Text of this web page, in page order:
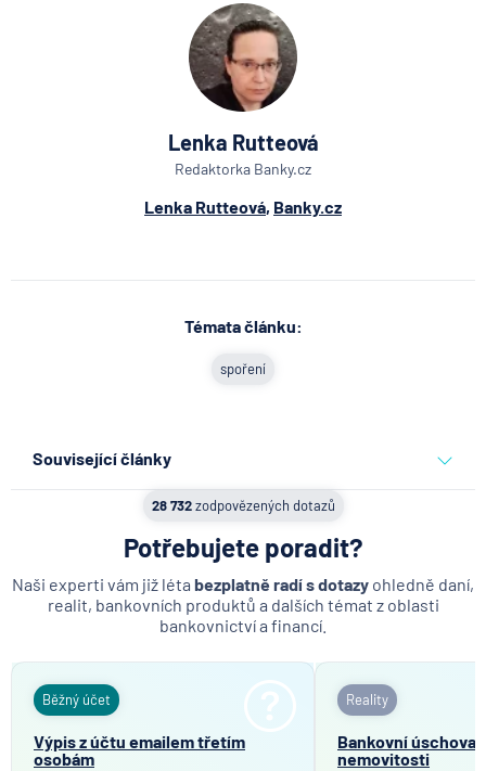
Lenka Rutteová
Redaktorka Banky.cz
Lenka Rutteová, Banky.cz
Témata článku:
spoření
Související články
Partners Banka spouští
nákup a prodej bitcoinu
přímo v Partners App
6.8.2026 Daně
triky bankovních
podvodníků
28 732zodpovězených dotazů
Potřebujete poradit?
Naši experti vám již léta bezplatně radí s dotazy ohledně daní,
realit, bankovních produktů a dalších témat z oblasti
bankovnictví a financí.
Běžný účet
Výpis z účtu emailem třetím
osobám
Reality
Bankovní úschova
nemovitosti